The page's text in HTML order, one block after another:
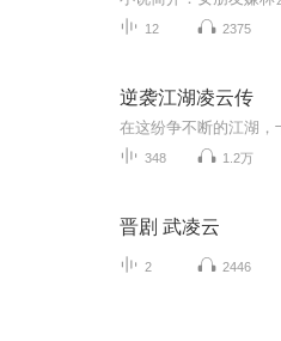
12 2375
逆袭江湖凌云传
348 1.2万
晋剧 武凌云
2 2446